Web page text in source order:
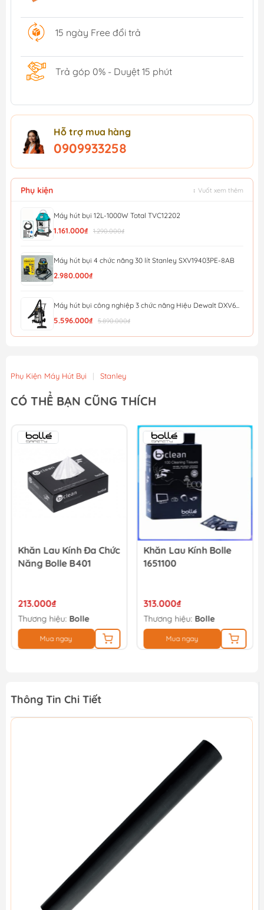
15 ngày Free đổi trả
Trả góp 0% - Duyệt 15 phút
Hỗ trợ mua hàng
0909933258
Phụ kiện ↕ Vuốt xem thêm
Máy hút bụi 12L-1000W Total TVC12202
1.161.000₫ 1.290.000₫
Máy hút bụi 4 chức năng 30 lít Stanley SXV19403PE-8AB
2.980.000₫
Máy hút bụi công nghiệp 3 chức năng Hiệu Dewalt DXV6...
5.596.000₫ 5.890.000₫
Máy hút bụi công nghiệp 3 chức năng Dewalt DXV30SC -...
3.743.000₫
Máy hút bụi công nghiệp 3 chức năng Dewalt DXV25SA -...
3.221.000₫
Phụ Kiện Máy Hút Bụi | Stanley
CÓ THỂ BẠN CŨNG THÍCH
Khăn Lau Kính Đa Chức
Năng Bolle B401
213.000₫
Thương hiệu: Bolle
Mua ngay
Khăn Lau Kính Bolle
1651100
313.000₫
Thương hiệu: Bolle
Mua ngay
Thông Tin Chi Tiết